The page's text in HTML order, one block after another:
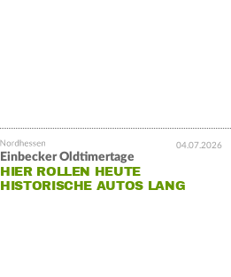
04.07.2026
Einbecker Oldtimertage
HIER ROLLEN HEUTE
HISTORISCHE AUTOS LANG